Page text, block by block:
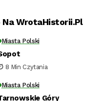
WrotaHistorii.pl
Miasta Polski
8 Min Czytania
Miasta Polski
Góry